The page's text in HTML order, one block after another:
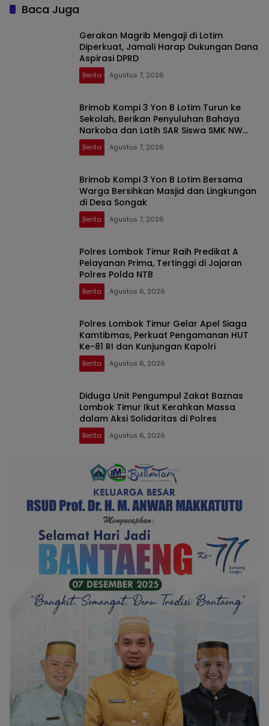
Baca Juga
Gerakan Magrib Mengaji di Lotim
Diperkuat, Jamali Harap Dukungan Dana
Aspirasi DPRD
Berita Agustus 7, 2026
Brimob Kompi 3 Yon B Lotim Turun ke
Sekolah, Berikan Penyuluhan Bahaya
Narkoba dan Latih SAR Siswa SMK NW
Benteng
Berita Agustus 7, 2026
Brimob Kompi 3 Yon B Lotim Bersama
Warga Bersihkan Masjid dan Lingkungan
di Desa Songak
Berita Agustus 7, 2026
Polres Lombok Timur Raih Predikat A
Pelayanan Prima, Tertinggi di Jajaran
Polres Polda NTB
Berita Agustus 6, 2026
Polres Lombok Timur Gelar Apel Siaga
Kamtibmas, Perkuat Pengamanan HUT
Ke-81 RI dan Kunjungan Kapolri
Berita Agustus 6, 2026
Diduga Unit Pengumpul Zakat Baznas
Lombok Timur Ikut Kerahkan Massa
dalam Aksi Solidaritas di Polres
Berita Agustus 6, 2026